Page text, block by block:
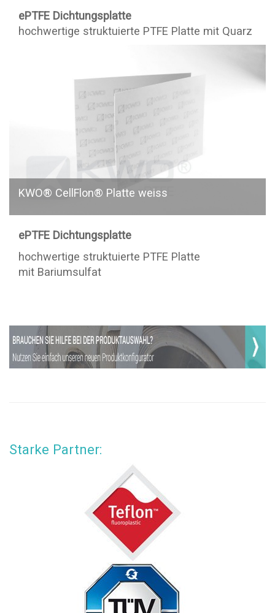
ePTFE Dichtungsplatte
hochwertige struktuierte PTFE Platte mit Quarz
KWO® CellFlon® Platte weiss
ePTFE Dichtungsplatte
hochwertige struktuierte PTFE Platte
mit Bariumsulfat
Starke Partner: